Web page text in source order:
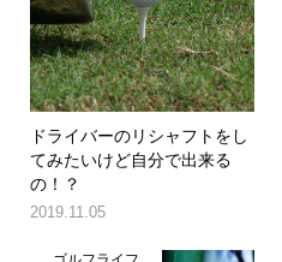
ドライバーのリシャフトをし
てみたいけど自分で出来る
の！？
2019.11.05